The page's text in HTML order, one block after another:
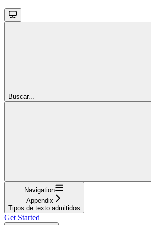
Buscar...
Navigation
Appendix
Tipos de texto admitidos
Get Started